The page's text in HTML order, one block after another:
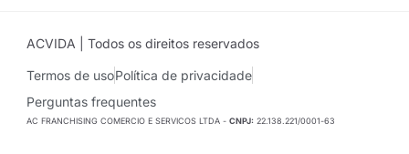
ACVIDA | Todos os direitos reservados
Termos de usoPolítica de privacidade
Perguntas frequentes
AC FRANCHISING COMERCIO E SERVICOS LTDA - CNPJ: 22.138.221/0001-63